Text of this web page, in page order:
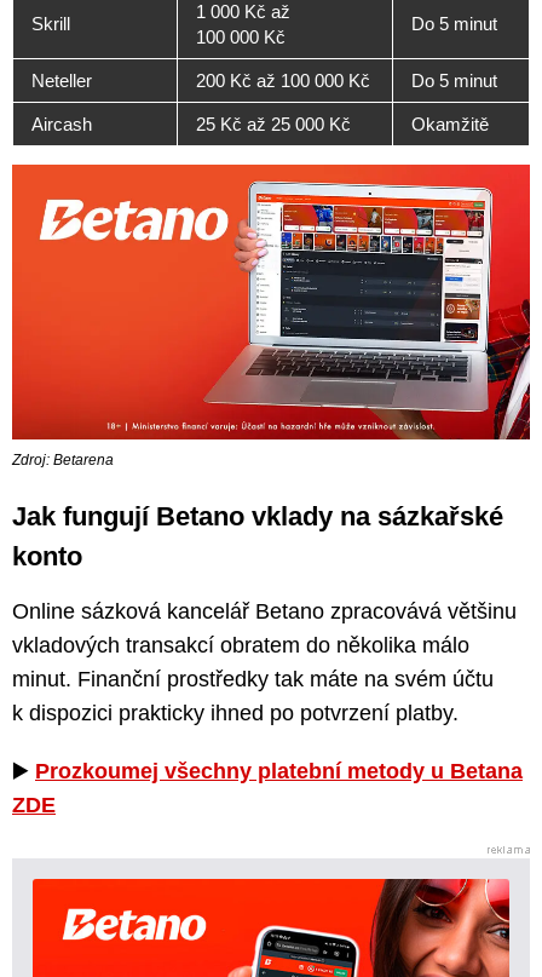
Skrill
1 000 Kč až
100 000 Kč
Do 5 minut
Neteller 200 Kč až 100 000 Kč Do 5 minut
Aircash 25 Kč až 25 000 Kč Okamžitě
Zdroj: Betarena
Jak fungují Betano vklady na sázkařské
konto
Online sázková kancelář Betano zpracovává většinu
vkladových transakcí obratem do několika málo
minut. Finanční prostředky tak máte na svém účtu
k dispozici prakticky ihned po potvrzení platby.
▶️ Prozkoumej všechny platební metody u Betana
ZDE